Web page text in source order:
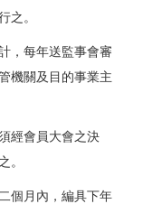
之。
，每年送監事會審
機關及目的事業主
經會員大會之決
。
個月內，編具下年